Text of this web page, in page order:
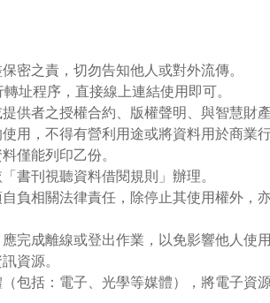
密之責，切勿告知他人或對外流傳。
址程序，直接線上連結使用即可。
供者之授權合約、版權聲明、與智慧財產
用，不得有營利用途或將資料用於商業行
僅能列印乙份。
書刊視聽資料借閱規則」辦理。
負相關法律責任，除停止其使用權外，
完成離線或登出作業，以免影響他人使用
資源。
包括：電子、光學等媒體），將電子資